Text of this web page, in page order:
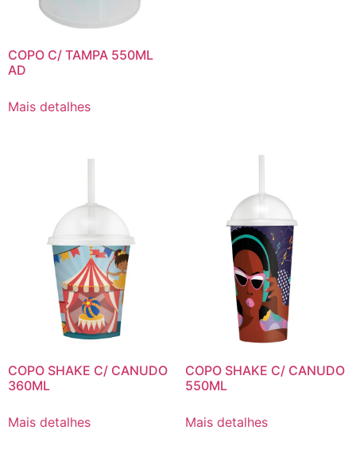
COPO C/ TAMPA 550ML
AD
Mais detalhes
COPO SHAKE C/ CANUDO
360ML
Mais detalhes
COPO SHAKE C/ CANUDO
550ML
Mais detalhes